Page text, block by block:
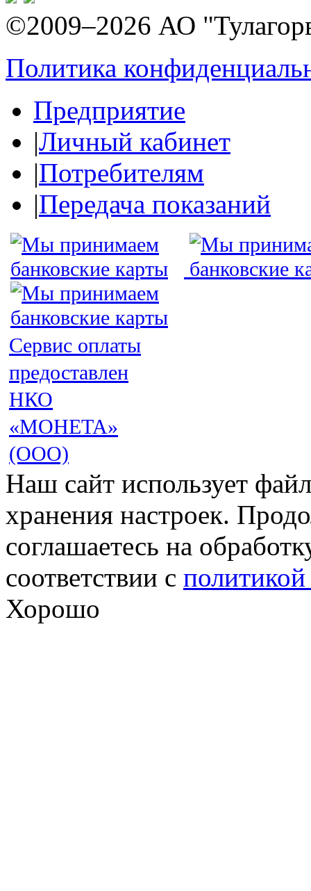
©2009–2026 АО
Политика
Предприятие
|Личный кабинет
|Потребителям
|Передача показаний
Сервис оплаты
предоставлен
НКО
«МОНЕТА»
(ООО)
Наш сайт использует
хранения настроек.
соглашаетесь на
соответствии с
Хорошо